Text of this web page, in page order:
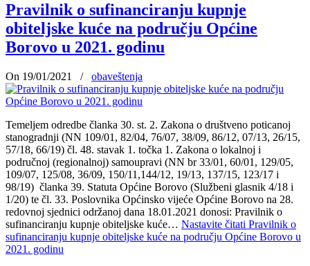
Pravilnik o sufinanciranju kupnje
obiteljske kuće na području Općine
Borovo u 2021. godinu
On 19/01/2021 / obaveštenja
Temeljem odredbe članka 30. st. 2. Zakona o društveno poticanoj
stanogradnji (NN 109/01, 82/04, 76/07, 38/09, 86/12, 07/13, 26/15,
57/18, 66/19) čl. 48. stavak 1. točka 1. Zakona o lokalnoj i
područnoj (regionalnoj) samoupravi (NN br 33/01, 60/01, 129/05,
109/07, 125/08, 36/09, 150/11,144/12, 19/13, 137/15, 123/17 i
98/19) članka 39. Statuta Općine Borovo (Službeni glasnik 4/18 i
1/20) te čl. 33. Poslovnika Općinsko vijeće Općine Borovo na 28.
redovnoj sjednici održanoj dana 18.01.2021 donosi: Pravilnik o
sufinanciranju kupnje obiteljske kuće… Nastavite čitati Pravilnik o
sufinanciranju kupnje obiteljske kuće na području Općine Borovo u
2021. godinu